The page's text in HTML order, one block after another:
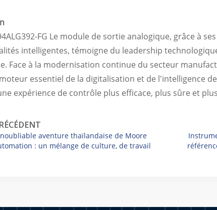
FG Le module de sortie analogique, grâce à
intelligentes, témoigne du leadership
Face à la modernisation continue du secteur
essentiel de la digitalisation et de l'intelligence
expérience de contrôle plus efficace, plus sûre et
aventure thaïlandaise de Moore
: un mélange de culture, de travail